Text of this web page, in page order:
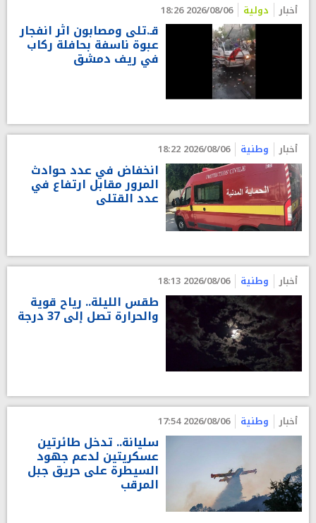
أخبار دولية 2026/08/06 18:26
قـ.تلى ومصابون اثر انفجار
عبوة ناسفة بحافلة ركاب
في ريف دمشق
أخبار وطنية 2026/08/06 18:22
انخفاض في عدد حوادث
المرور مقابل ارتفاع في
عدد القتلى
أخبار وطنية 2026/08/06 18:13
طقس الليلة.. رياح قوية
والحرارة تصل إلى 37 درجة
أخبار وطنية 2026/08/06 17:54
سليانة.. تدخل طائرتين
عسكريتين لدعم جهود
السيطرة على حريق جبل
المرقب